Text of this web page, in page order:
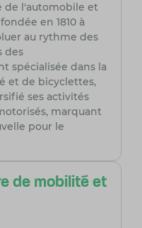
de l'automobile et
en 1810 à
au rythme des
des
spécialisée dans la
et de bicyclettes,
ses activités
marquant
pour le
de mobilité et